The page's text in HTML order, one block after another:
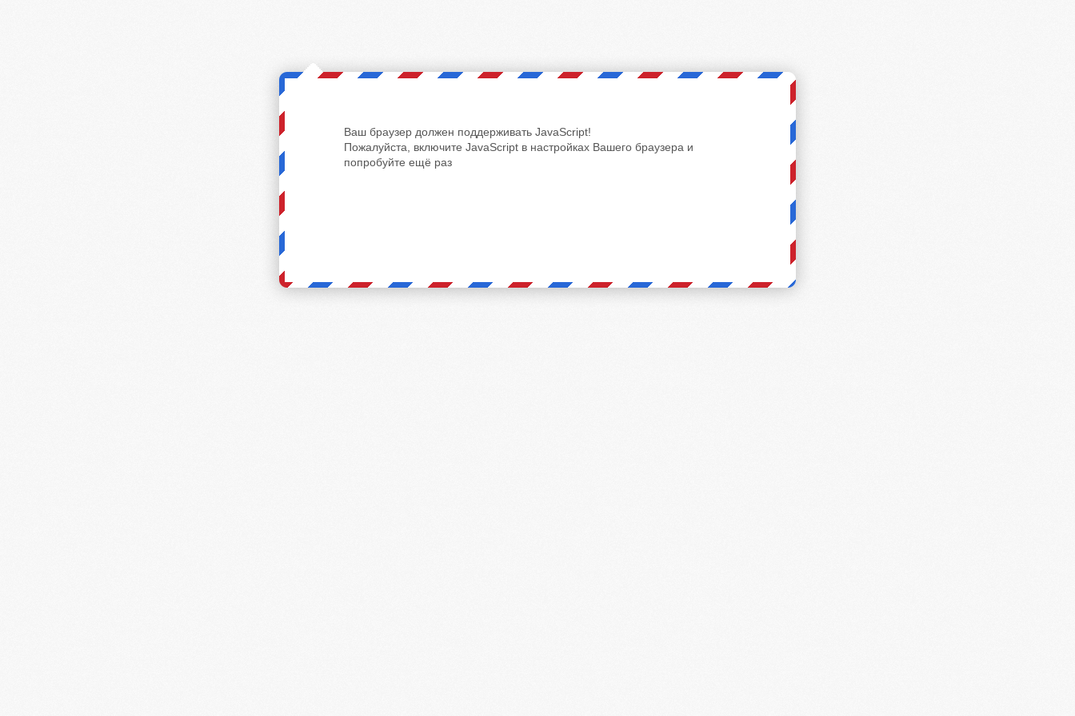
Ваш браузер должен поддерживать JavaScript!
Пожалуйста, включите JavaScript в настройках Вашего браузера и
попробуйте ещё раз